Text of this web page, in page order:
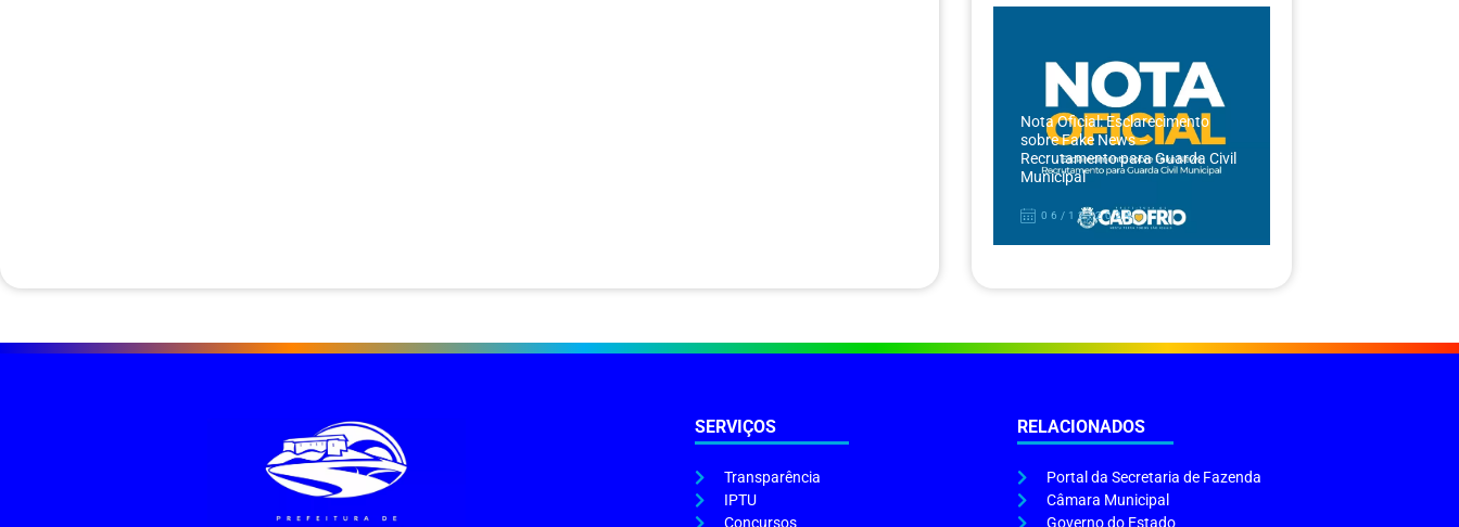
Nota Oficial: Esclarecimento
sobre Fake News –
Recrutamento para Guarda Civil
Municipal
06/12/2024
SERVIÇOS
Transparência
IPTU
Concursos
RELACIONADOS
Portal da Secretaria de Fazenda
Câmara Municipal
Governo do Estado